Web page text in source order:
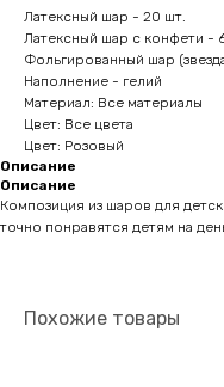
Латексный шар - 20 шт.
Латексный шар с конфети -
Фольгированный шар
Наполнение - гелий
Материал: Все материалы
Цвет: Все цвета
Цвет: Розовый
Описание
Описание
Композиция из шаров для
точно понравятся детям на
Похожие товары